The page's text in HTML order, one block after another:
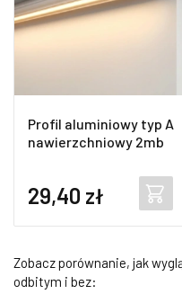
Profil aluminiowy typ A
nawierzchniowy 2mb
29,40 zł
Zobacz porównanie, jak
odbitym i bez: